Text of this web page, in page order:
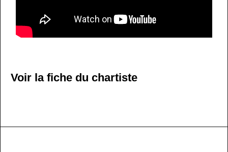
Voir la fiche du chartiste